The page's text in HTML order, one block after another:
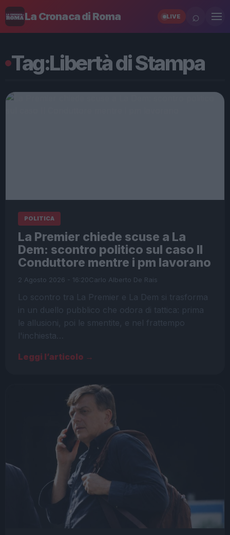
La Cronaca di Roma LIVE ⌕
Tag:Libertà di Stampa
POLITICA
La Premier chiede scuse a La
Dem: scontro politico sul caso Il
Conduttore mentre i pm lavorano
2 Agosto 2026 - 16:20Carlo Alberto De Rais
Lo scontro tra La Premier e La Dem si trasforma
in un duello pubblico che odora di tattica: prima
le allusioni, poi le smentite, e nel frattempo
l'inchiesta…
Leggi l’articolo →